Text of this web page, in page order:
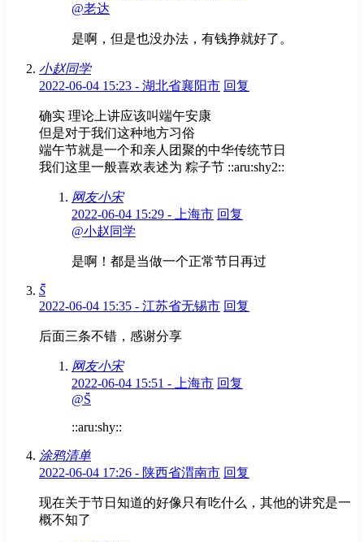
@老达
是啊，但是也没办法，有钱挣就好了。
小赵同学
2022-06-04 15:23 - 湖北省襄阳市 回复
确实 理论上讲应该叫端午安康
但是对于我们这种地方习俗
端午节就是一个和亲人团聚的中华传统节日
我们这里一般喜欢表述为 粽子节 ::aru:shy2::
网友小宋
2022-06-04 15:29 - 上海市 回复
@小赵同学
是啊！都是当做一个正常节日再过
S̆̈
2022-06-04 15:35 - 江苏省无锡市 回复
后面三条不错，感谢分享
网友小宋
2022-06-04 15:51 - 上海市 回复
@S̆̈
::aru:shy::
涂鸦清单
2022-06-04 17:26 - 陕西省渭南市 回复
现在关于节日知道的好像只有吃什么，其他的讲究是一
概不知了